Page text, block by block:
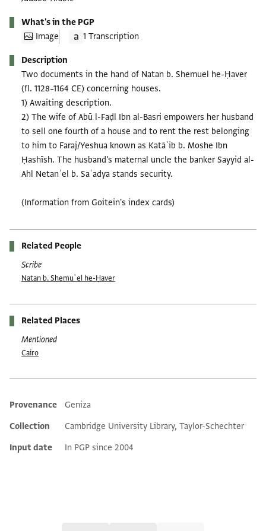
What's in the PGP
Image
1 Transcription
Description
Two documents in the hand of Natan b. Shemuel he-Ḥaver
(fl. 1128–1164 CE) concerning houses.
1) Awaiting description.
2) The wife of Abū l-Faḍl Ibn al-Basri empowers her husband
to sell one fourth of a house and to rent the rest belonging
to him to Faraj/Yeshua known as Katāʾib b. Moshe Ibn
Ḥashīsh. The husband's maternal uncle the banker Sayyid al-
Ahl Netanʾel b. Saʿadya stands security.
(Information from Goitein's index cards)
Related People
Scribe
Natan b. Shemuʾel he-Ḥaver
Related Places
Mentioned
Cairo
Additional metadata
Provenance
Geniza
Collection
Cambridge University Library, Taylor-Schechter
Input date
In PGP since 2004